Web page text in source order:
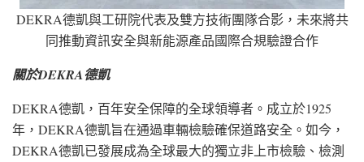
DEKRA德凱與工研院代表及雙方技術團隊合影，未來將共
同推動資訊安全與新能源產品國際合規驗證合作
關於DEKRA德凱
DEKRA德凱，百年安全保障的全球領導者。成立於1925
年，DEKRA德凱旨在通過車輛檢驗確保道路安全。如今，
DEKRA德凱已發展成為全球最大的獨立非上市檢驗、檢測